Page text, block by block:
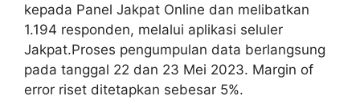
kepada Panel Jakpat Online dan melibatkan
1.194 responden, melalui aplikasi seluler
Jakpat.Proses pengumpulan data berlangsung
pada tanggal 22 dan 23 Mei 2023. Margin of
error riset ditetapkan sebesar 5%.